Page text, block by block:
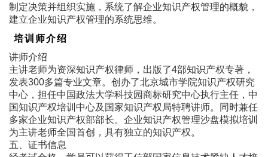
制定决策并组织实施，系统了解企业知识产权管理的概貌，
建立企业知识产权管理的系统思维。
培训师介绍
讲师介绍
主讲老师为资深知识产权律师，出版了4部知识产权专著，
发表300多篇专业文章。创办了北京城市学院知识产权研究
中心，担任中国政法大学科技园商标研究中心执行主任，中
国知识产权培训中心及国家知识产权局特聘讲师。同时兼任
多家企业知识产权部部长。企业知识产权管理沙盘模拟培训
为主讲老师全国首创，具有独立的知识产权。
五、证书信息